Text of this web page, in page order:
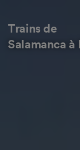
Trains de
Salamanca à